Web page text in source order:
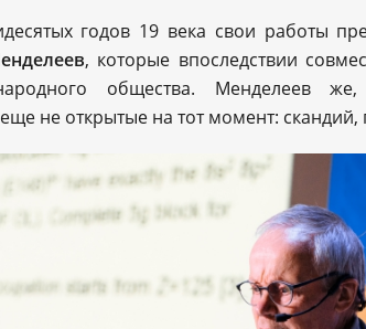
годов 19 века свои работы
, которые впоследствии
общества. Менделеев
не открытые на тот момент: